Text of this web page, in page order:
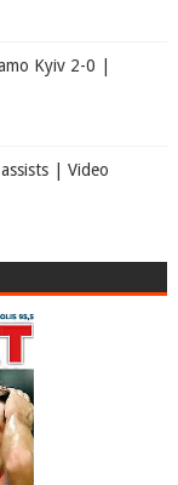
Kyiv 2-0 |
| Video